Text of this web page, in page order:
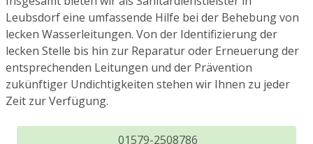
Leubsdorf eine umfassende Hilfe bei der Behebung von
lecken Wasserleitungen. Von der Identifizierung der
lecken Stelle bis hin zur Reparatur oder Erneuerung der
entsprechenden Leitungen und der Prävention
zukünftiger Undichtigkeiten stehen wir Ihnen zu jeder
Zeit zur Verfügung.
01579-2508786